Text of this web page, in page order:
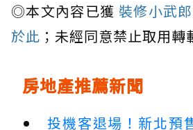
◎本文內容已獲 裝修小武郎
於此 ；未經同意禁止取用轉
房地產推薦新聞
投機客退場！新北預